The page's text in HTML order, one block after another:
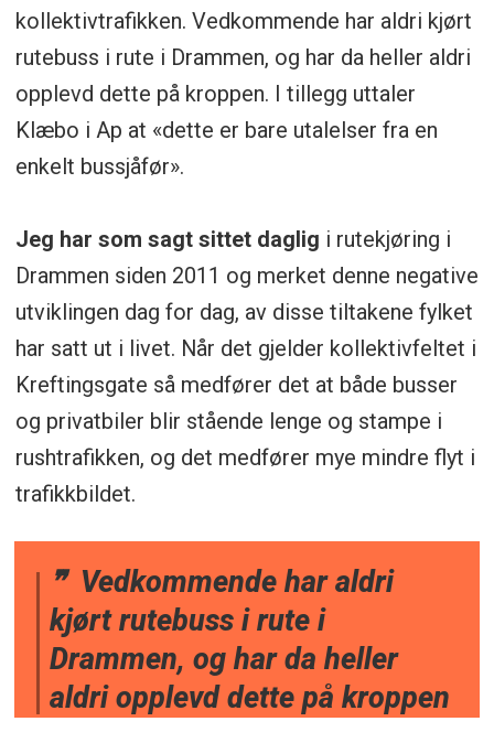
kollektivtrafikken. Vedkommende har aldri kjørt
rutebuss i rute i Drammen, og har da heller aldri
opplevd dette på kroppen. I tillegg uttaler
Klæbo i Ap at «dette er bare utalelser fra en
enkelt bussjåfør».
Jeg har som sagt sittet daglig i rutekjøring i
Drammen siden 2011 og merket denne negative
utviklingen dag for dag, av disse tiltakene fylket
har satt ut i livet. Når det gjelder kollektivfeltet i
Kreftingsgate så medfører det at både busser
og privatbiler blir stående lenge og stampe i
rushtrafikken, og det medfører mye mindre flyt i
trafikkbildet.
Vedkommende har aldri
kjørt rutebuss i rute i
Drammen, og har da heller
aldri opplevd dette på kroppen